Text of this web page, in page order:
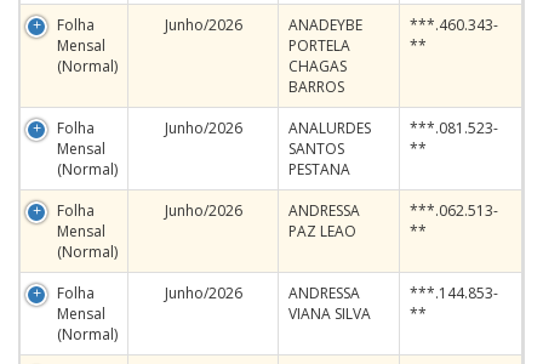
Folha
Mensal
(Normal)
Junho/2026
ANADEYBE
PORTELA
CHAGAS
BARROS
***.460.343-
**
Folha
Mensal
(Normal)
Junho/2026
ANALURDES
SANTOS
PESTANA
***.081.523-
**
Folha
Mensal
(Normal)
Junho/2026
ANDRESSA
PAZ LEAO
***.062.513-
**
Folha
Mensal
(Normal)
Junho/2026
ANDRESSA
VIANA SILVA
***.144.853-
**